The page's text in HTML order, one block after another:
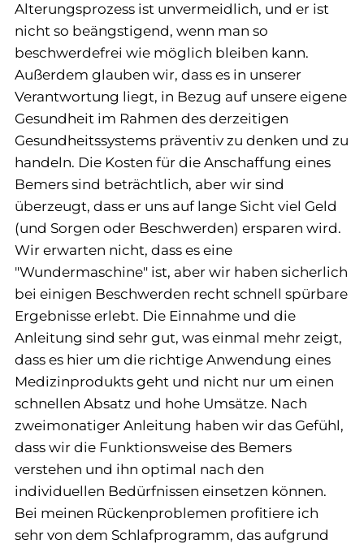
Alterungsprozess ist unvermeidlich, und er ist
nicht so beängstigend, wenn man so
beschwerdefrei wie möglich bleiben kann.
Außerdem glauben wir, dass es in unserer
Verantwortung liegt, in Bezug auf unsere eigene
Gesundheit im Rahmen des derzeitigen
Gesundheitssystems präventiv zu denken und zu
handeln. Die Kosten für die Anschaffung eines
Bemers sind beträchtlich, aber wir sind
überzeugt, dass er uns auf lange Sicht viel Geld
(und Sorgen oder Beschwerden) ersparen wird.
Wir erwarten nicht, dass es eine
"Wundermaschine" ist, aber wir haben sicherlich
bei einigen Beschwerden recht schnell spürbare
Ergebnisse erlebt. Die Einnahme und die
Anleitung sind sehr gut, was einmal mehr zeigt,
dass es hier um die richtige Anwendung eines
Medizinprodukts geht und nicht nur um einen
schnellen Absatz und hohe Umsätze. Nach
zweimonatiger Anleitung haben wir das Gefühl,
dass wir die Funktionsweise des Bemers
verstehen und ihn optimal nach den
individuellen Bedürfnissen einsetzen können.
Bei meinen Rückenproblemen profitiere ich
sehr von dem Schlafprogramm, das aufgrund